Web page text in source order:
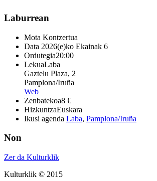
Laburrean
Mota Kontzertua
Data 2026(e)ko Ekainak 6
Ordutegia20:00
LekuaLaba
Gaztelu Plaza, 2
Pamplona/Iruña
Web
Zenbatekoa8 €
HizkuntzaEuskara
Ikusi agenda Laba, Pamplona/Iruña
Non
Zer da Kulturklik
Kulturklik © 2015